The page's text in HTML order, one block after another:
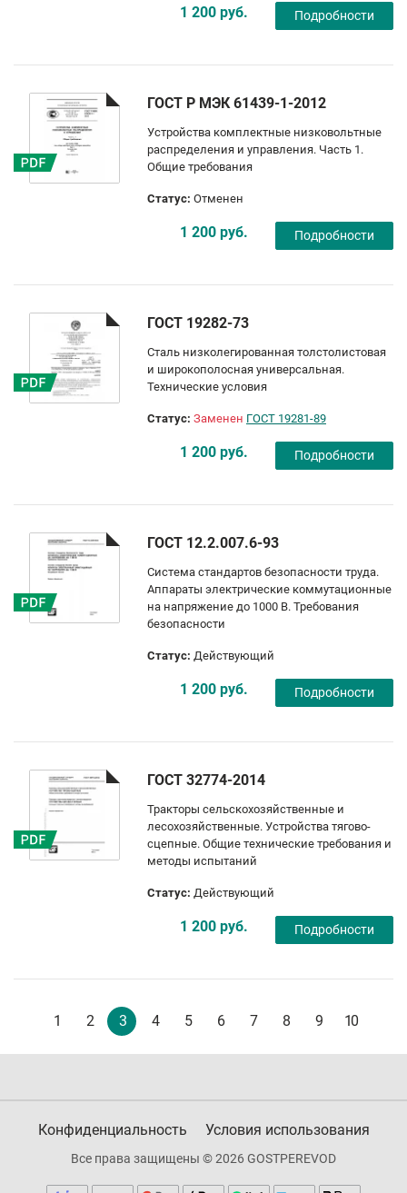
1 200 руб. Подробности
ГОСТ Р МЭК 61439-1-2012
Устройства комплектные низковольтные
распределения и управления. Часть 1.
Общие требования
Статус: Отменен
1 200 руб. Подробности
ГОСТ 19282-73
Сталь низколегированная толстолистовая
и широкополосная универсальная.
Технические условия
Статус: Заменен ГОСТ 19281-89
1 200 руб. Подробности
ГОСТ 12.2.007.6-93
Система стандартов безопасности труда.
Аппараты электрические коммутационные
на напряжение до 1000 В. Требования
безопасности
Статус: Действующий
1 200 руб. Подробности
ГОСТ 32774-2014
Тракторы сельскохозяйственные и
лесохозяйственные. Устройства тягово-
сцепные. Общие технические требования и
методы испытаний
Статус: Действующий
1 200 руб. Подробности
1 2 3 4 5 6 7 8 9 10
Конфиденциальность Условия использования
Все права защищены © 2026 GOSTPEREVOD